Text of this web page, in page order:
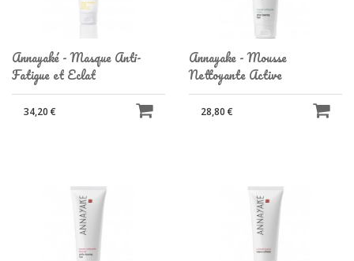
Annayaké - Masque Anti-
Fatigue et Eclat
34,20 €
Annayake - Mousse
Nettoyante Active
28,80 €